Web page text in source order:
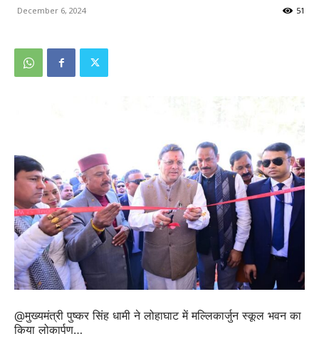
December 6, 2024 51
@मुख्यमंत्री पुष्कर सिंह धामी ने लोहाघाट में मल्लिकार्जुन स्कूल भवन का
किया लोकार्पण…